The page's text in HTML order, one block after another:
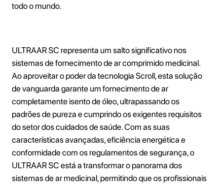
todo o mundo.
ULTRAAR SC representa um salto significativo nos
sistemas de fornecimento de ar comprimido medicinal.
Ao aproveitar o poder da tecnologia Scroll, esta solução
de vanguarda garante um fornecimento de ar
completamente isento de óleo, ultrapassando os
padrões de pureza e cumprindo os exigentes requisitos
do setor dos cuidados de saúde. Com as suas
características avançadas, eficiência energética e
conformidade com os regulamentos de segurança, o
ULTRAAR SC está a transformar o panorama dos
sistemas de ar medicinal, permitindo que os profissionais